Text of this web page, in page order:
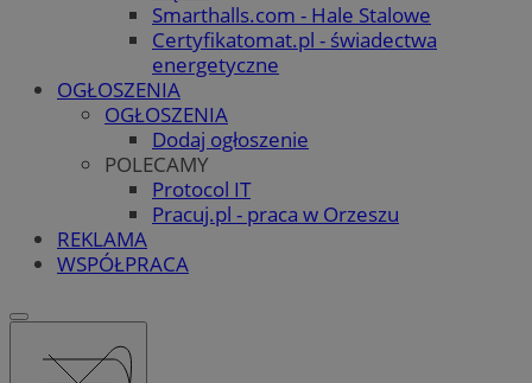
Smarthalls.com - Hale Stalowe
Certyfikatomat.pl - świadectwa
energetyczne
OGŁOSZENIA
OGŁOSZENIA
Dodaj ogłoszenie
POLECAMY
Protocol IT
Pracuj.pl - praca w Orzeszu
REKLAMA
WSPÓŁPRACA